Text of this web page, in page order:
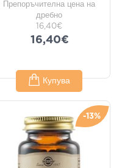
Препоръчителна цена на
дребно
16,40€
16,40€
Купува
-13%